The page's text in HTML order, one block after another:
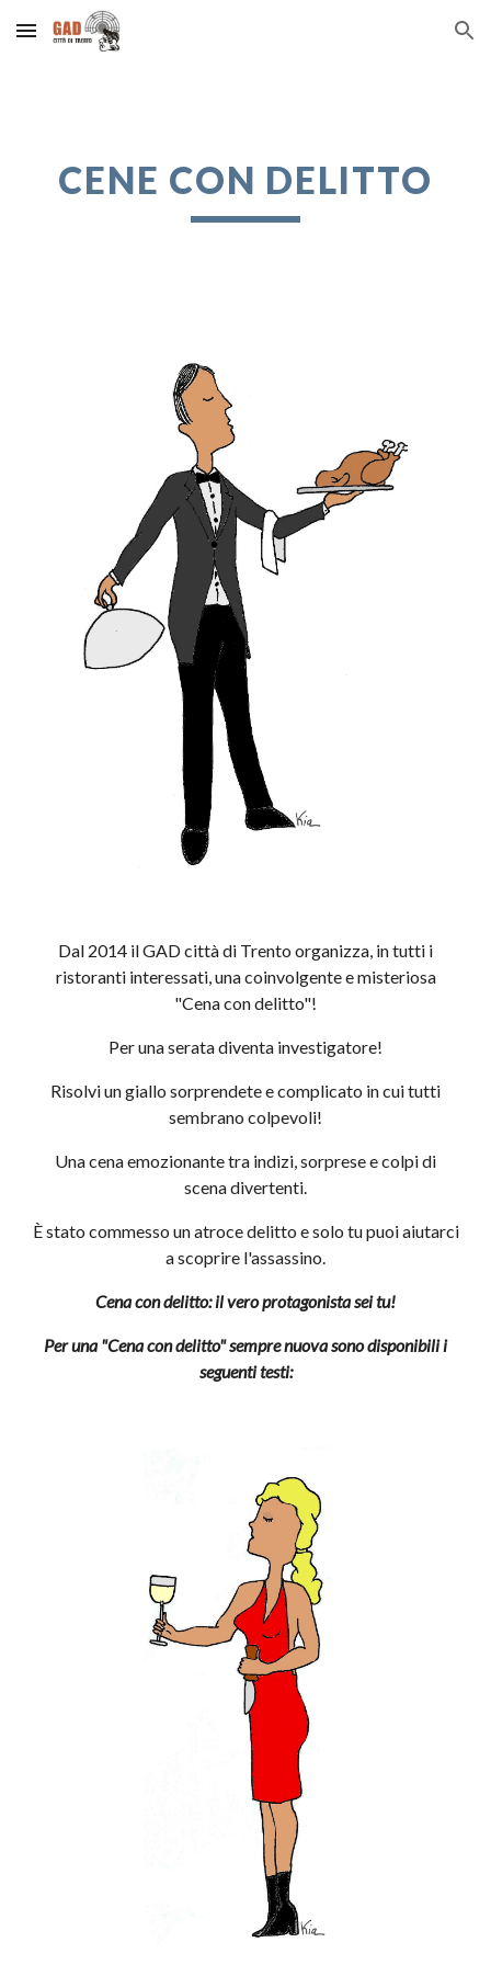
Skip to main content Skip to navigation
CENE CON DELITTO
Dal 2014 il GAD città di Trento organizza, in tutti i
ristoranti interessati, una coinvolgente e misteriosa
"Cena con delitto"!
Per una serata diventa investigatore!
Risolvi un giallo sorprendete e complicato in cui tutti
sembrano colpevoli!
Una cena emozionante tra indizi, sorprese e colpi di
scena divertenti.
È stato commesso un atroce delitto e solo tu puoi aiutarci
a scoprire l'assassino.
Cena con delitto: il vero protagonista sei tu!
Per una "Cena con delitto" sempre nuova sono disponibili i
seguenti testi: